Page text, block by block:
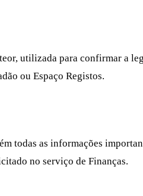
utilizada para confirmar a
ou Espaço Registos.
todas as informações
no serviço de Finanças.